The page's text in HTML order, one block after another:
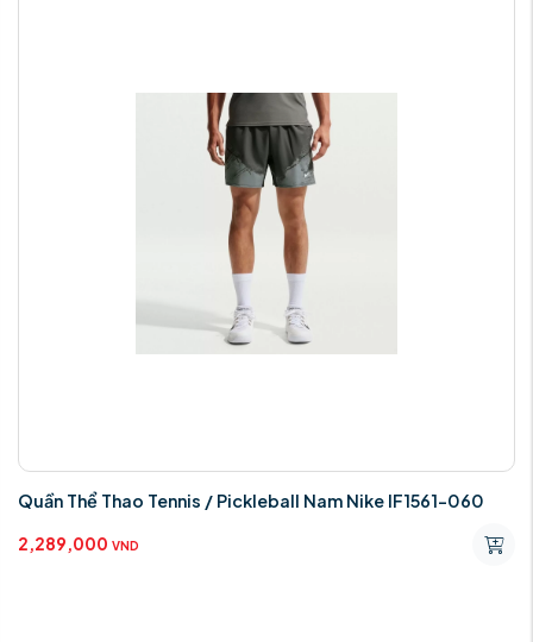
Quần Thể Thao Tennis / Pickleball Nam Nike IF1561-060
2,289,000 VND